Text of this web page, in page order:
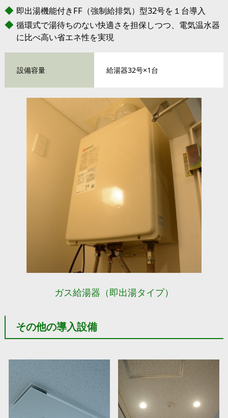
即出湯機能付きFF（強制給排気）型32号を１台導入
循環式で湯待ちのない快適さを担保しつつ、電気温水器
に比べ高い省エネ性を実現
設備容量 給湯器32号×1台
ガス給湯器（即出湯タイプ）
その他の導入設備